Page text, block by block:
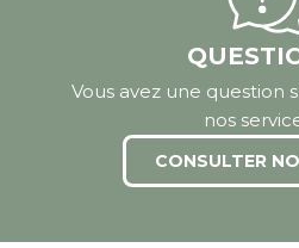
Vous avez une question
nos
CONSULTER